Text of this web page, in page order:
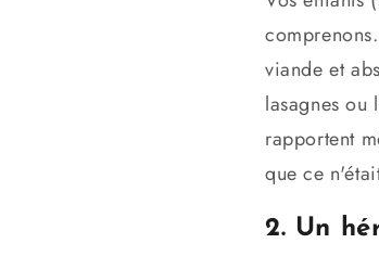
viande et
lasagnes
rapportent
que ce
2. Un